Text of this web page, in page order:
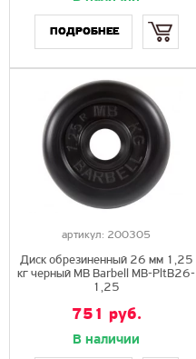
ПОДРОБНЕЕ
артикул: 200305
Диск обрезиненный 26 мм 1,25
кг черный MB Barbell MB-PltB26-
1,25
751 руб.
В наличии